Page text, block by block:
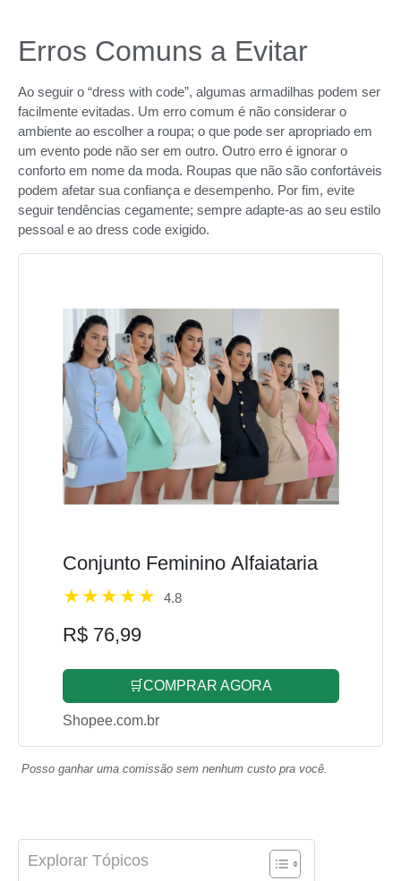
Erros Comuns a Evitar
Ao seguir o “dress with code”, algumas armadilhas podem ser
facilmente evitadas. Um erro comum é não considerar o
ambiente ao escolher a roupa; o que pode ser apropriado em
um evento pode não ser em outro. Outro erro é ignorar o
conforto em nome da moda. Roupas que não são confortáveis
podem afetar sua confiança e desempenho. Por fim, evite
seguir tendências cegamente; sempre adapte-as ao seu estilo
pessoal e ao dress code exigido.
Conjunto Feminino Alfaiataria
4.8
R$ 76,99
🛒COMPRAR AGORA
Shopee.com.br
Posso ganhar uma comissão sem nenhum custo pra você.
Explorar Tópicos